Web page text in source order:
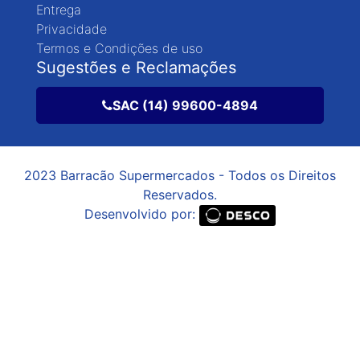
Entrega
Privacidade
Termos e Condições de uso
Sugestões e Reclamações
SAC (14) 99600-4894
2023 Barracão Supermercados - Todos os Direitos
Reservados.
Desenvolvido por: